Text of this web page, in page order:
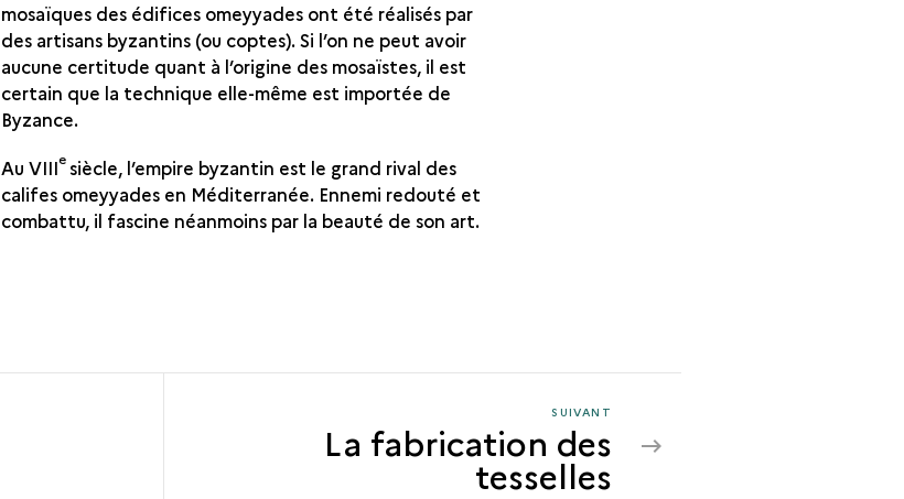
mosaïques des édifices omeyyades ont été réalisés par
des artisans byzantins (ou coptes). Si l’on ne peut avoir
aucune certitude quant à l’origine des mosaïstes, il est
certain que la technique elle-même est importée de
Byzance.
Au VIIIesiècle, l’empire byzantin est le grand rival des
califes omeyyades en Méditerranée. Ennemi redouté et
combattu, il fascine néanmoins par la beauté de son art.
SUIVANT
LA
FABRICATION
DES
SUIVANT
La fabrication des
tesselles